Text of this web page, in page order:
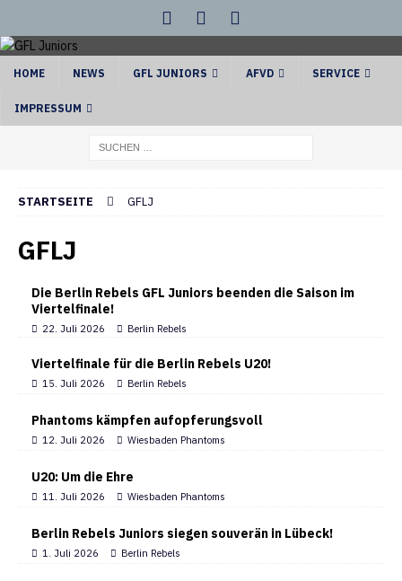
HOME NEWS GFL JUNIORS AFVD SERVICE
IMPRESSUM
STARTSEITE GFLJ
GFLJ
Die Berlin Rebels GFL Juniors beenden die Saison im
Viertelfinale!
22. Juli 2026 Berlin Rebels
Viertelfinale für die Berlin Rebels U20!
15. Juli 2026 Berlin Rebels
Phantoms kämpfen aufopferungsvoll
12. Juli 2026 Wiesbaden Phantoms
U20: Um die Ehre
11. Juli 2026 Wiesbaden Phantoms
Berlin Rebels Juniors siegen souverän in Lübeck!
1. Juli 2026 Berlin Rebels